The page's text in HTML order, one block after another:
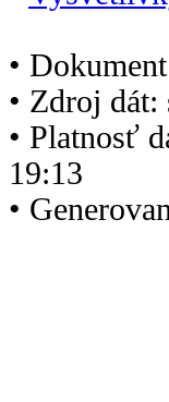
•
• Zdroj
• Platnosť
19:13
•